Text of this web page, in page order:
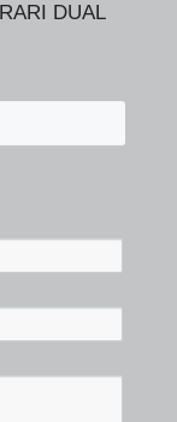
DUAL